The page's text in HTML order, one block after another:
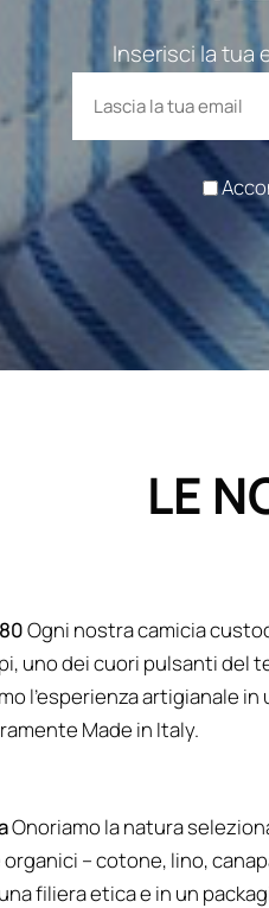
Inserisci la tua
LE
Ogni nostra camicia
uno dei cuori pulsanti del
l'esperienza artigianale in
Made in Italy.
Onoriamo la natura
– cotone, lino,
filiera etica e in un